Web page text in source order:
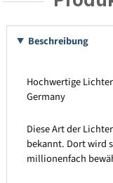
Beschreibung
Hochwertige
Germany
Diese Art der
bekannt. Dort wird
millionenfach